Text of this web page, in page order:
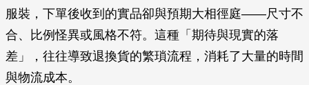
服裝，下單後收到的實品卻與預期大相徑庭——尺寸不
合、比例怪異或風格不符。這種「期待與現實的落
差」，往往導致退換貨的繁瑣流程，消耗了大量的時間
與物流成本。